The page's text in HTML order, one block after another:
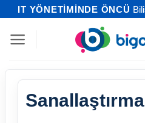
İçeriğeIT YÖNETİMİNDE ÖNCÜ